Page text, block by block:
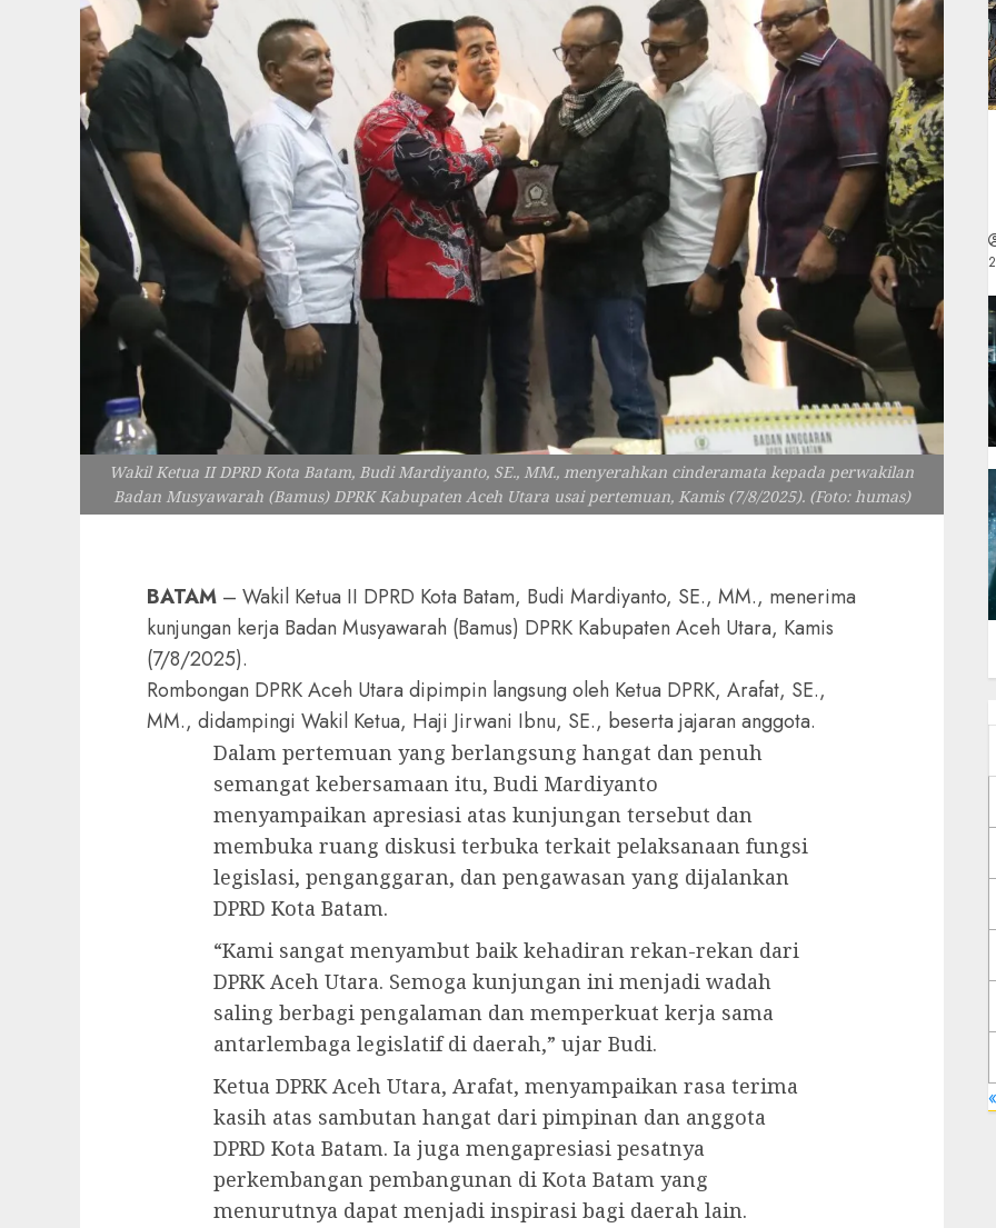
Wakil Ketua II DPRD Kota Batam, Budi Mardiyanto, SE., MM., menyerahkan cinderamata kepada perwakilan
Badan Musyawarah (Bamus) DPRK Kabupaten Aceh Utara usai pertemuan, Kamis (7/8/2025). (Foto: humas)
BATAM – Wakil Ketua II DPRD Kota Batam, Budi Mardiyanto, SE., MM., menerima
kunjungan kerja Badan Musyawarah (Bamus) DPRK Kabupaten Aceh Utara, Kamis
(7/8/2025).
Rombongan DPRK Aceh Utara dipimpin langsung oleh Ketua DPRK, Arafat, SE.,
MM., didampingi Wakil Ketua, Haji Jirwani Ibnu, SE., beserta jajaran anggota.
Dalam pertemuan yang berlangsung hangat dan penuh
semangat kebersamaan itu, Budi Mardiyanto
menyampaikan apresiasi atas kunjungan tersebut dan
membuka ruang diskusi terbuka terkait pelaksanaan fungsi
legislasi, penganggaran, dan pengawasan yang dijalankan
DPRD Kota Batam.
“Kami sangat menyambut baik kehadiran rekan-rekan dari
DPRK Aceh Utara. Semoga kunjungan ini menjadi wadah
saling berbagi pengalaman dan memperkuat kerja sama
antarlembaga legislatif di daerah,” ujar Budi.
Ketua DPRK Aceh Utara, Arafat, menyampaikan rasa terima
kasih atas sambutan hangat dari pimpinan dan anggota
DPRD Kota Batam. Ia juga mengapresiasi pesatnya
perkembangan pembangunan di Kota Batam yang
menurutnya dapat menjadi inspirasi bagi daerah lain.